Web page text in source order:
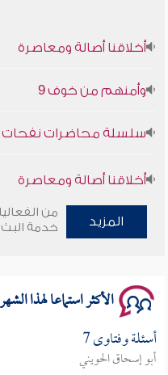
أخلاقنا أصالة ومعاصرة
وأمنهم من خوف 9
سلسلة محاضرات نفحات
أخلاقنا أصالة ومعاصرة
وأمنهم من خوف 9
المزيد
من
خدمة البث
الأكثر استماعا لهذا الشهر
أسئلة وفتاوى 7
أبو إسحاق الحويني